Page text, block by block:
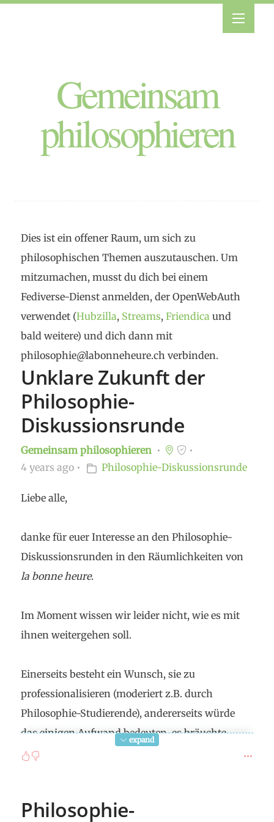
Gemeinsam
philosophieren
Dies ist ein offener Raum, um sich zu
philosophischen Themen auszutauschen. Um
mitzumachen, musst du dich bei einem
Fediverse-Dienst anmelden, der OpenWebAuth
verwendet (Hubzilla, Streams, Friendica und
bald weitere) und dich dann mit
philosophie@labonneheure.ch verbinden.
Unklare Zukunft der
Philosophie-
Diskussionsrunde
Gemeinsam philosophieren
4 years ago
Philosophie-Diskussionsrunde
Liebe alle,
danke für euer Interesse an den Philosophie-
Diskussionsrunden in den Räumlichkeiten von
la bonne heure.
Im Moment wissen wir leider nicht, wie es mit
ihnen weitergehen soll.
Einerseits besteht ein Wunsch, sie zu
professionalisieren (moderiert z.B. durch
Philosophie-Studierende), andererseits würde
das einigen Aufwand bedeuten, es bräuchte
dann also gewissermassen eine Projektleitung
gesichterte Finanzierung vorhanden.
expand
Philosophie-